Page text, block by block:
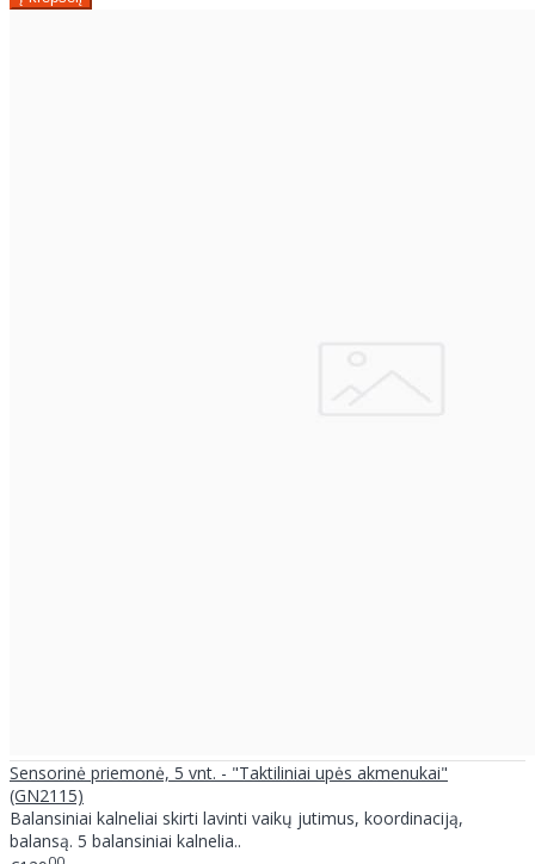
Sensorinė priemonė, 5 vnt. - "Taktiliniai upės akmenukai"
(GN2115)
Balansiniai kalneliai skirti lavinti vaikų jutimus, koordinaciją,
balansą. 5 balansiniai kalnelia..